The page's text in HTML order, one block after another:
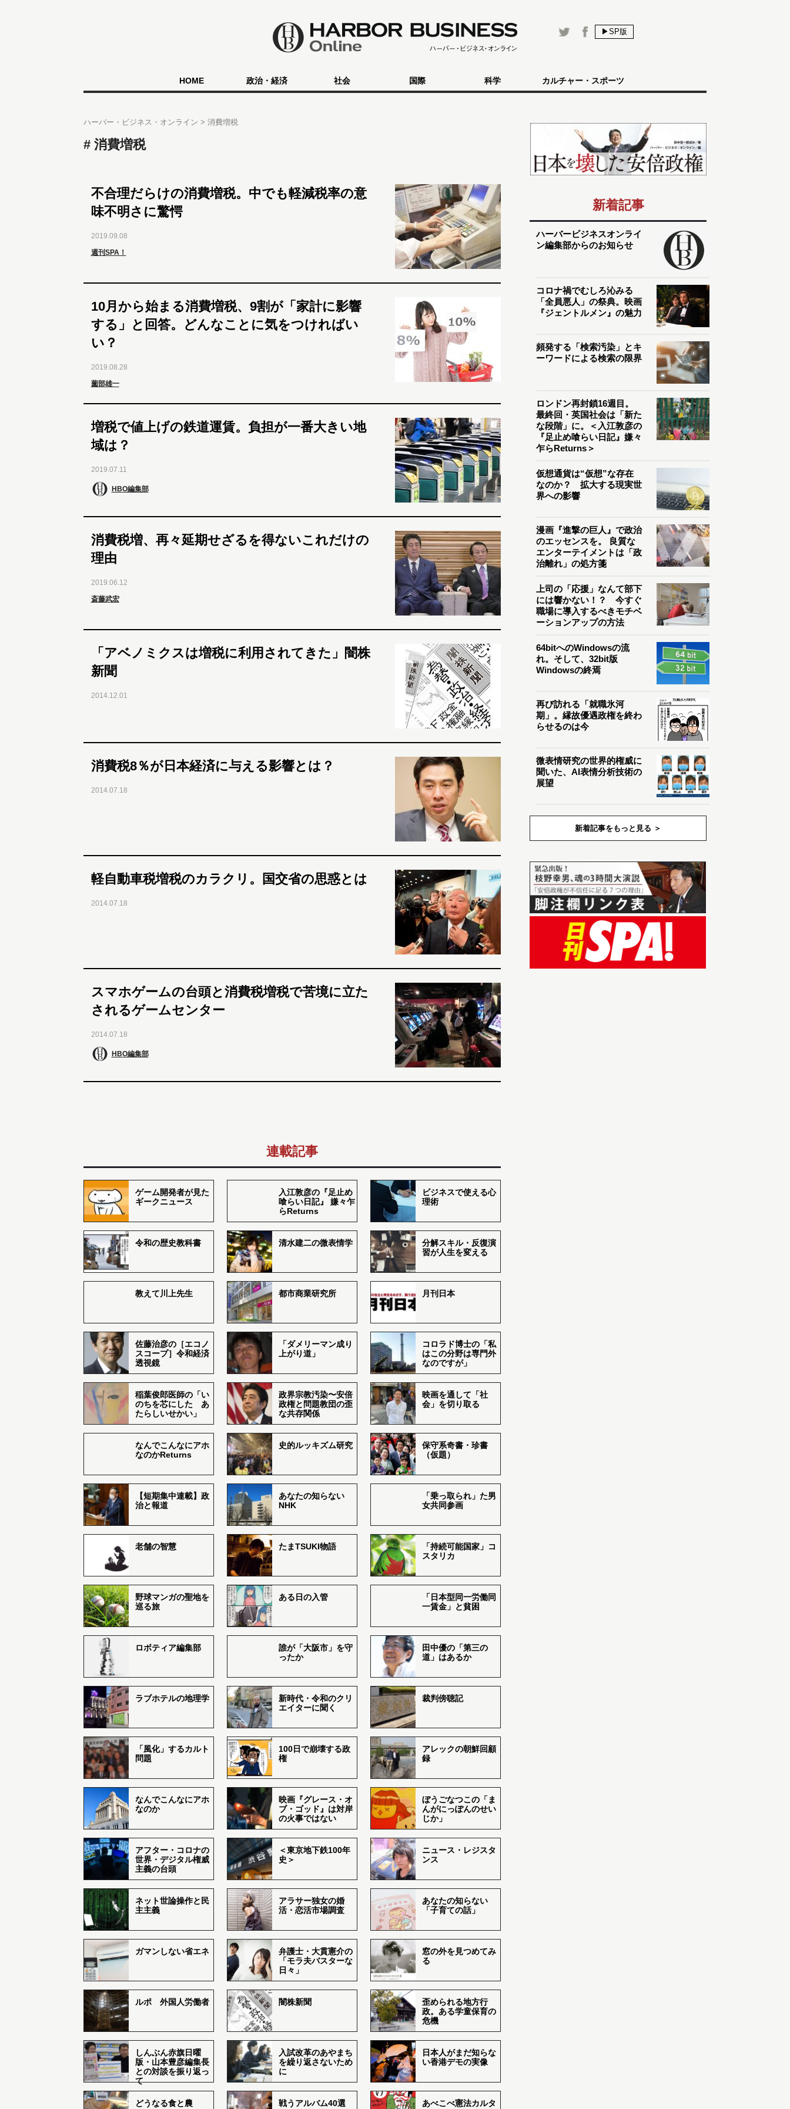
▶SP版
HOME 政治・経済 社会 国際 科学 カルチャー・スポーツ
ハーバー・ビジネス・オンライン 消費増税
消費増税
不合理だらけの消費増税。中でも軽減税率の意
味不明さに驚愕
2019.09.08
週刊SPA！
10月から始まる消費増税、9割が「家計に影響
する」と回答。どんなことに気をつければい
い？
2019.08.28
薗部雄一
増税で値上げの鉄道運賃。負担が一番大きい地
域は？
2019.07.11
HBO編集部
消費税増、再々延期せざるを得ないこれだけの
理由
2019.06.12
斎藤武宏
「アベノミクスは増税に利用されてきた」闇株
新聞
2014.12.01
消費税8％が日本経済に与える影響とは？
2014.07.18
軽自動車税増税のカラクリ。国交省の思惑とは
2014.07.18
スマホゲームの台頭と消費税増税で苦境に立た
されるゲームセンター
2014.07.18
HBO編集部
連載記事
ゲーム開発者が見た
ギークニュース
入江敦彦の『足止め
喰らい日記』 嫌々乍
らReturns
ビジネスで使える心
理術
令和の歴史教科書 清水建二の微表情学
分解スキル・反復演
習が人生を変える
教えて川上先生 都市商業研究所 月刊日本
佐藤治彦の［エコノ
スコープ］令和経済
透視鏡
「ダメリーマン成り
上がり道」
コロラド博士の「私
はこの分野は専門外
なのですが」
稲葉俊郎医師の「い
のちを芯にした あ
たらしいせかい」
政界宗教汚染〜安倍
政権と問題教団の歪
な共存関係
映画を通して「社
会」を切り取る
なんでこんなにアホ
なのかReturns
史的ルッキズム研究
保守系奇書・珍書
（仮題）
【短期集中連載】政
治と報道
あなたの知らない
NHK
「乗っ取られ」た男
女共同参画
老舗の智慧 たまTSUKI物語
「持続可能国家」コ
スタリカ
野球マンガの聖地を
巡る旅
ある日の入管
「日本型同一労働同
一賃金」と貧困
ロボティア編集部
誰が「大阪市」を守
ったか
田中優の「第三の
道」はあるか
ラブホテルの地理学
新時代・令和のクリ
エイターに聞く
裁判傍聴記
「風化」するカルト
問題
100日で崩壊する政
権
アレックの朝鮮回顧
録
なんでこんなにアホ
なのか
映画『グレース・オ
ブ・ゴッド』は対岸
の火事ではない
ぼうごなつこの「ま
んがにっぽんのせい
じか」
アフター・コロナの
世界・デジタル権威
主義の台頭
＜東京地下鉄100年
史＞
ニュース・レジスタ
ンス
ネット世論操作と民
主主義
アラサー独女の婚
活・恋活市場調査
あなたの知らない
「子育ての話」
ガマンしない省エネ
弁護士・大貫憲介の
「モラ夫バスターな
日々」
窓の外を見つめてみ
る
ルポ 外国人労働者 闇株新聞
歪められる地方行
政。ある学童保育の
危機
しんぶん赤旗日曜
版・山本豊彦編集長
との対談を振り返っ
て
入試改革のあやまち
を繰り返さないため
に
日本人がまだ知らな
い香港デモの実像
どうなる食と農 戦うアルバム40選 あべこべ憲法カルタ
新着記事
ハーバービジネスオンライ
ン編集部からのお知らせ
コロナ禍でむしろ沁みる
「全員悪人」の祭典。映画
『ジェントルメン』の魅力
頻発する「検索汚染」とキ
ーワードによる検索の限界
ロンドン再封鎖16週目。
最終回・英国社会は「新た
な段階」に。＜入江敦彦の
『足止め喰らい日記』嫌々
乍らReturns＞
仮想通貨は“仮想”な存在
なのか？ 拡大する現実世
界への影響
漫画『進撃の巨人』で政治
のエッセンスを。 良質な
エンターテイメントは「政
治離れ」の処方箋
上司の「応援」なんて部下
には響かない！？ 今すぐ
職場に導入するべきモチベ
ーションアップの方法
64bitへのWindowsの流
れ。そして、32bit版
Windowsの終焉
再び訪れる「就職氷河
期」。縁故優遇政権を終わ
らせるのは今
微表情研究の世界的権威に
聞いた、AI表情分析技術の
展望
新着記事をもっと見る